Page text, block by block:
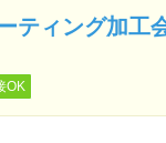
ティング加工
OK